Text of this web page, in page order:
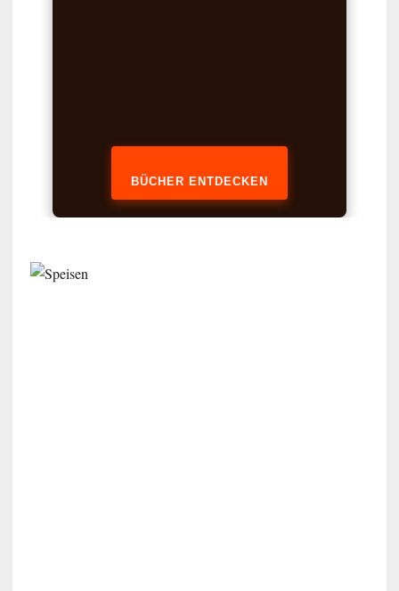
BÜCHER ENTDECKEN